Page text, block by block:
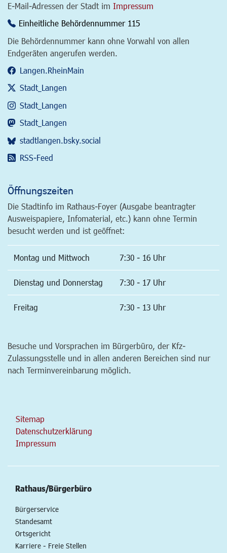
E-Mail-Adressen der Stadt im Impressum
Einheitliche Behördennummer 115
Die Behördennummer kann ohne Vorwahl von allen
Endgeräten angerufen werden.
Langen.RheinMain
Stadt_Langen
Stadt_Langen
Stadt_Langen
stadtlangen.bsky.social
RSS-Feed
Öffnungszeiten
Die Stadtinfo im Rathaus-Foyer (Ausgabe beantragter
Ausweispapiere, Infomaterial, etc.) kann ohne Termin
besucht werden und ist geöffnet:
Montag und Mittwoch 7:30 - 16 Uhr
Dienstag und Donnerstag 7:30 - 17 Uhr
Freitag 7:30 - 13 Uhr
Besuche und Vorsprachen im Bürgerbüro, der Kfz-
Zulassungsstelle und in allen anderen Bereichen sind nur
nach Terminvereinbarung möglich.
Sitemap
Datenschutzerklärung
Impressum
Rathaus/Bürgerbüro
Bürgerservice
Standesamt
Ortsgericht
Karriere - Freie Stellen